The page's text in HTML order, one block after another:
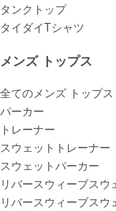
タンクトップ
タイダイTシャツ
メンズ トップス
全てのメンズ トップス
パーカー
トレーナー
スウェットトレーナー
スウェットパーカー
リバースウィーブスウ
リバースウィーブスウ